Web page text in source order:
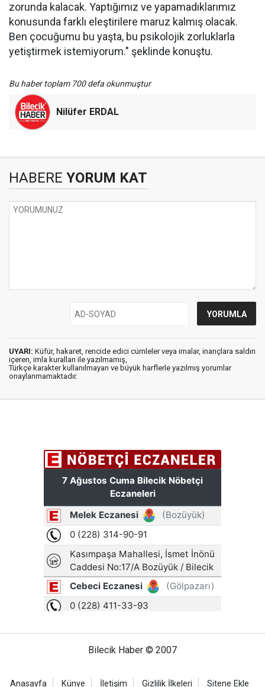
zorunda kalacak. Yaptığımız ve yapamadıklarımız
konusunda farklı eleştirilere maruz kalmış olacak.
Ben çocuğumu bu yaşta, bu psikolojik zorluklarla
yetiştirmek istemiyorum." şeklinde konuştu.
Bu haber toplam 700 defa okunmuştur
Nilüfer ERDAL
HABERE YORUM KAT
UYARI: Küfür, hakaret, rencide edici cümleler veya imalar, inançlara saldırı
içeren, imla kuralları ile yazılmamış,
Türkçe karakter kullanılmayan ve büyük harflerle yazılmış yorumlar
onaylanmamaktadır.
Bilecik Haber © 2007
Anasayfa Künye İletişim Gizlilik İlkeleri Sitene Ekle